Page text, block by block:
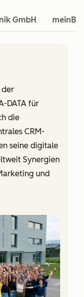
GmbH
der
DATA für
die
CRM-
seine digitale
Synergien
und